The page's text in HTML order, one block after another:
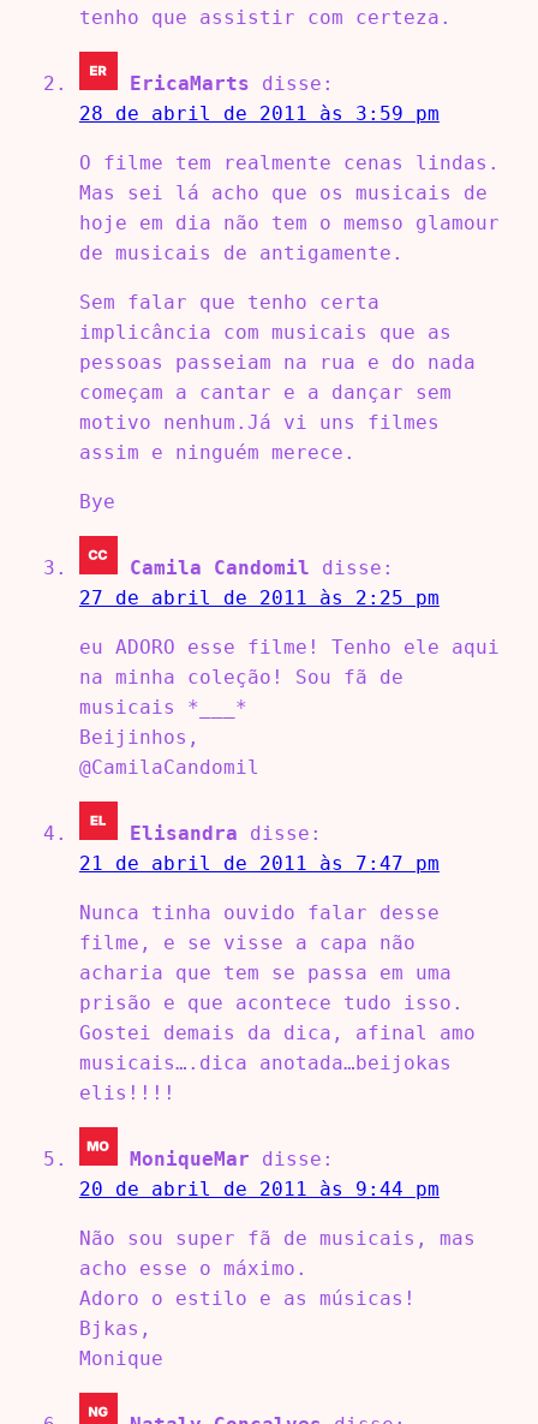
tenho que assistir com certeza.
EricaMarts
disse:
28 de abril de 2011 às 3:59 pm
O filme tem realmente cenas lindas.
Mas sei lá acho que os musicais de
hoje em dia não tem o memso glamour
de musicais de antigamente.
Sem falar que tenho certa
implicância com musicais que as
pessoas passeiam na rua e do nada
começam a cantar e a dançar sem
motivo nenhum.Já vi uns filmes
assim e ninguém merece.
Bye
Camila Candomil
disse:
27 de abril de 2011 às 2:25 pm
eu ADORO esse filme! Tenho ele aqui
na minha coleção! Sou fã de
musicais *___*
Beijinhos,
@CamilaCandomil
Elisandra
disse:
21 de abril de 2011 às 7:47 pm
Nunca tinha ouvido falar desse
filme, e se visse a capa não
acharia que tem se passa em uma
prisão e que acontece tudo isso.
Gostei demais da dica, afinal amo
musicais….dica anotada…beijokas
elis!!!!
MoniqueMar
disse:
20 de abril de 2011 às 9:44 pm
Não sou super fã de musicais, mas
acho esse o máximo.
Adoro o estilo e as músicas!
Bjkas,
Monique